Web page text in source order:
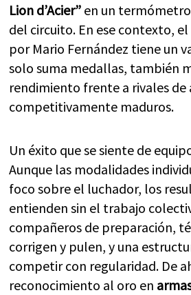
Lion d’Acier” en un
del circuito. En ese contexto,
por Mario Fernández tiene un
solo suma medallas, también
rendimiento frente a rivales
competitivamente maduros.
Un éxito que se siente de
Aunque las modalidades
foco sobre el luchador, los
entienden sin el trabajo
compañeros de preparación,
corrigen y pulen, y una
competir con regularidad. De
reconocimiento al oro en